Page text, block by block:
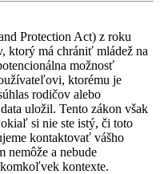
Protection Act) z roku
ktorý má chrániť mládež na
možnosť
ktorému je
rodičov alebo
uložil. Tento zákon však
si nie ste istý, či toto
kontaktovať vášho
nemôže a nebude
kontexte.